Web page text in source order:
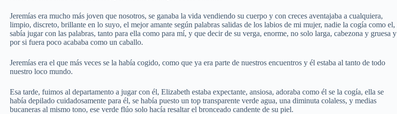
Jeremías era mucho más joven que nosotros, se ganaba la vida vendiendo su cuerpo y con creces aventajaba a cualquiera,
limpio, discreto, brillante en lo suyo, el mejor amante según palabras salidas de los labios de mi mujer, nadie la cogía como el,
sabía jugar con las palabras, tanto para ella como para mí, y que decir de su verga, enorme, no solo larga, cabezona y gruesa y
por si fuera poco acababa como un caballo.
Jeremías era el que más veces se la había cogido, como que ya era parte de nuestros encuentros y él estaba al tanto de todo
nuestro loco mundo.
Esa tarde, fuimos al departamento a jugar con él, Elizabeth estaba expectante, ansiosa, adoraba como él se la cogía, ella se
había depilado cuidadosamente para él, se había puesto un top transparente verde agua, una diminuta colaless, y medias
bucaneras al mismo tono, ese verde flúo solo hacía resaltar el bronceado candente de su piel.